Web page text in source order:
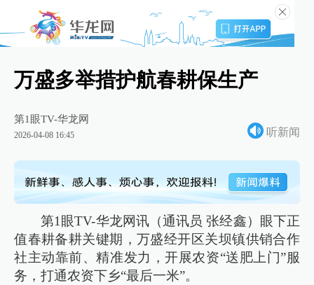
万盛多举措护航春耕保生产
第1眼TV-华龙网
2026-04-08 16:45 听新闻
第1眼TV-华龙网讯（通讯员 张经鑫）眼下正
值春耕备耕关键期，万盛经开区关坝镇供销合作
社主动靠前、精准发力，开展农资“送肥上门”服
务，打通农资下乡“最后一米”。